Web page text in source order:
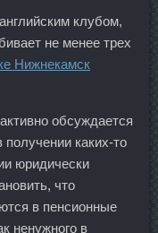
клубом,
не менее трех
Нижнекамск
обсуждается
получении каких-то
юридически
что
в пенсионные
ненужного в